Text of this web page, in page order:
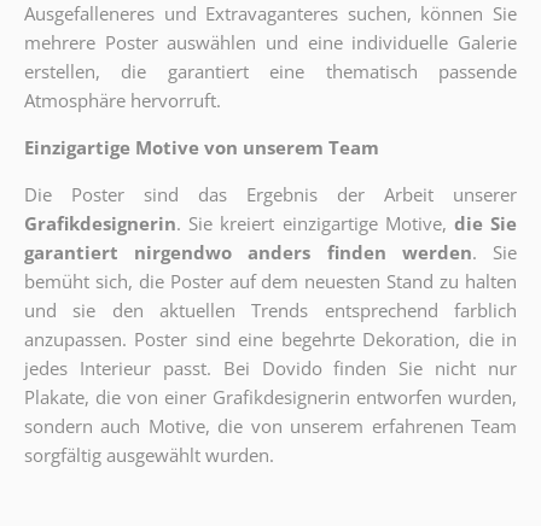
Ausgefalleneres und Extravaganteres suchen, können Sie
mehrere Poster auswählen und eine individuelle Galerie
erstellen, die garantiert eine thematisch passende
Atmosphäre hervorruft.
Einzigartige Motive von unserem Team
Die Poster sind das Ergebnis der Arbeit unserer
Grafikdesignerin. Sie kreiert einzigartige Motive, die Sie
garantiert nirgendwo anders finden werden. Sie
bemüht sich, die Poster auf dem neuesten Stand zu halten
und sie den aktuellen Trends entsprechend farblich
anzupassen. Poster sind eine begehrte Dekoration, die in
jedes Interieur passt. Bei Dovido finden Sie nicht nur
Plakate, die von einer Grafikdesignerin entworfen wurden,
sondern auch Motive, die von unserem erfahrenen Team
sorgfältig ausgewählt wurden.